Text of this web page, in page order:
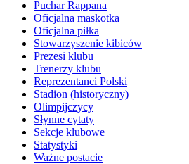
Puchar Rappana
Oficjalna maskotka
Oficjalna piłka
Stowarzyszenie kibiców
Prezesi klubu
Trenerzy klubu
Reprezentanci Polski
Stadion (historyczny)
Olimpijczycy
Słynne cytaty
Sekcje klubowe
Statystyki
Ważne postacie